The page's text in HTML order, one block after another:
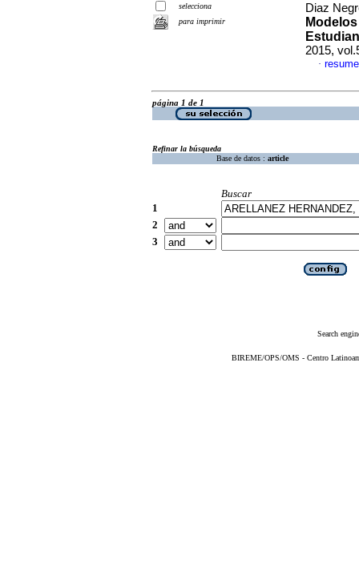
selecciona
para imprimir
Diaz
2015,
·
página 1 de 1
Refinar la búsqueda
Base de datos : article
Buscar
1
2
3
Search
BIREME/OPS/OMS - Centro